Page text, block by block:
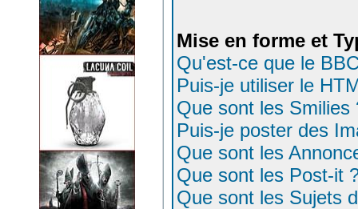
Mise en forme et
Qu'est-ce que le
Puis-je utiliser le
Que sont les Smilies
Puis-je poster des
Que sont les
Que sont les Post-it
Que sont les Sujets